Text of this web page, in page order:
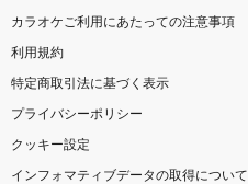
カラオケご利用にあたっての注意事項
利用規約
特定商取引法に基づく表示
プライバシーポリシー
クッキー設定
インフォマティブデータの取得について